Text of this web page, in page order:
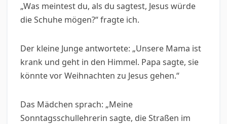
„Was meintest du, als du sagtest, Jesus würde
die Schuhe mögen?“ fragte ich.
Der kleine Junge antwortete: „Unsere Mama ist
krank und geht in den Himmel. Papa sagte, sie
könnte vor Weihnachten zu Jesus gehen.“
Das Mädchen sprach: „Meine
Sonntagsschullehrerin sagte, die Straßen im